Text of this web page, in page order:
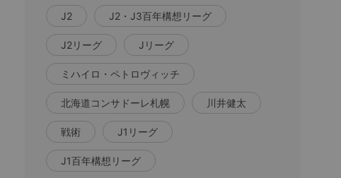
J2 J2・J3百年構想リーグ
J2リーグ Jリーグ
ミハイロ・ペトロヴィッチ
北海道コンサドーレ札幌 川井健太
戦術 J1リーグ
J1百年構想リーグ